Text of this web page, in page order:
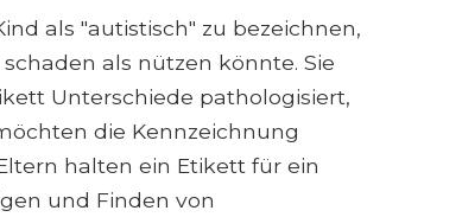
als "autistisch" zu bezeichnen,
als nützen könnte. Sie
Unterschiede pathologisiert,
die Kennzeichnung
halten ein Etikett für ein
und Finden von